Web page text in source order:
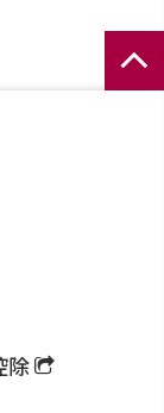
ページ
除